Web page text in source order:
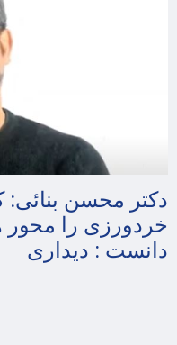
دکتر محسن
خردورزی را
دانست : دیداری